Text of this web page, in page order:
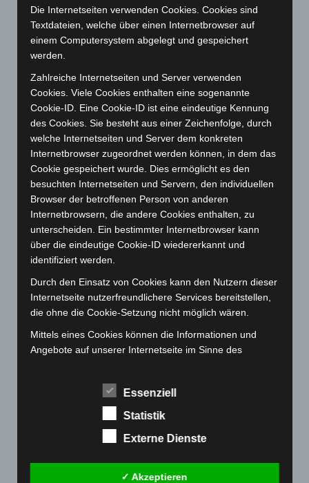
Oktober 2023(114)
September 2023(133)
August 2023
(134)
Juli 2023 (118)
Juni 2023(142)
Mai 2023(139)
April 2023 (155)
März 2023(174)
Februar 2023(154)
Januar 2023(140)
Dezember 2022(130)
November 2022 (167)
Oktober 2022(166)
September 2022(205)
August 2022(166)
Juli 2022(133)
Juni 2022(167)
(189)
Dezember 2021(204)
Die Internetseiten verwenden Cookies. Cookies sind
Textdateien, welche über einen Internetbrowser auf
einem Computersystem abgelegt und gespeichert
werden.
Zahlreiche Internetseiten und Server verwenden
Cookies. Viele Cookies enthalten eine sogenannte
Cookie-ID. Eine Cookie-ID ist eine eindeutige Kennung
des Cookies. Sie besteht aus einer Zeichenfolge, durch
welche Internetseiten und Server dem konkreten
Internetbrowser zugeordnet werden können, in dem das
Cookie gespeichert wurde. Dies ermöglicht es den
besuchten Internetseiten und Servern, den individuellen
Browser der betroffenen Person von anderen
Internetbrowsern, die andere Cookies enthalten, zu
unterscheiden. Ein bestimmter Internetbrowser kann
über die eindeutige Cookie-ID wiedererkannt und
identifiziert werden.
Durch den Einsatz von Cookies kann den Nutzern dieser
Internetseite nutzerfreundlichere Services bereitstellen,
die ohne die Cookie-Setzung nicht möglich wären.
Mittels eines Cookies können die Informationen und
Angebote auf unserer Internetseite im Sinne des
wiederzuerkennen. Zweck dieser Wiedererkennung ist
es, den Nutzern die Verwendung unserer Internetseite
Cookies verwendet, muss beispielsweise nicht bei jedem
eingeben, weil dies von der Internetseite und dem auf
Essenziell
Statistik
Externe Dienste
✓ Akzeptieren